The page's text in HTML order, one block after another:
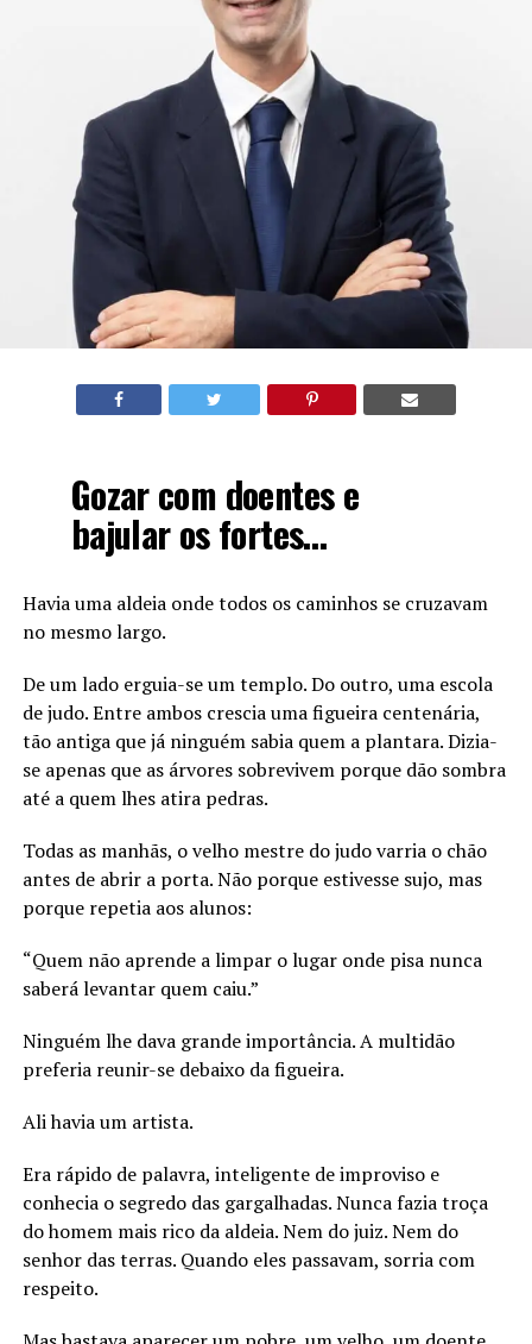
Gozar com doentes e
bajular os fortes…
Havia uma aldeia onde todos os caminhos se cruzavam
no mesmo largo.
De um lado erguia-se um templo. Do outro, uma escola
de judo. Entre ambos crescia uma figueira centenária,
tão antiga que já ninguém sabia quem a plantara. Dizia-
se apenas que as árvores sobrevivem porque dão sombra
até a quem lhes atira pedras.
Todas as manhãs, o velho mestre do judo varria o chão
antes de abrir a porta. Não porque estivesse sujo, mas
porque repetia aos alunos:
“Quem não aprende a limpar o lugar onde pisa nunca
saberá levantar quem caiu.”
Ninguém lhe dava grande importância. A multidão
preferia reunir-se debaixo da figueira.
Ali havia um artista.
Era rápido de palavra, inteligente de improviso e
conhecia o segredo das gargalhadas. Nunca fazia troça
do homem mais rico da aldeia. Nem do juiz. Nem do
senhor das terras. Quando eles passavam, sorria com
respeito.